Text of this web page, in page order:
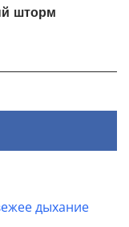
шторм